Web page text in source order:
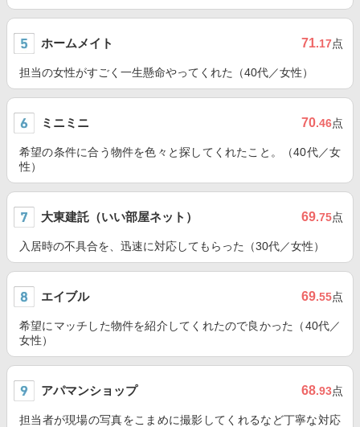
ホームメイト 71.17点
担当の女性がすごく一生懸命やってくれた（40代／女性）
ミニミニ 70.46点
希望の条件に合う物件を色々と探してくれたこと。（40代／女
性）
大東建託（いい部屋ネット） 69.75点
入居時の不具合を、迅速に対応してもらった（30代／女性）
エイブル 69.55点
希望にマッチした物件を紹介してくれたので良かった（40代／
女性）
アパマンショップ 68.93点
担当者が現場の写真をこまめに撮影してくれるなど丁寧な対応